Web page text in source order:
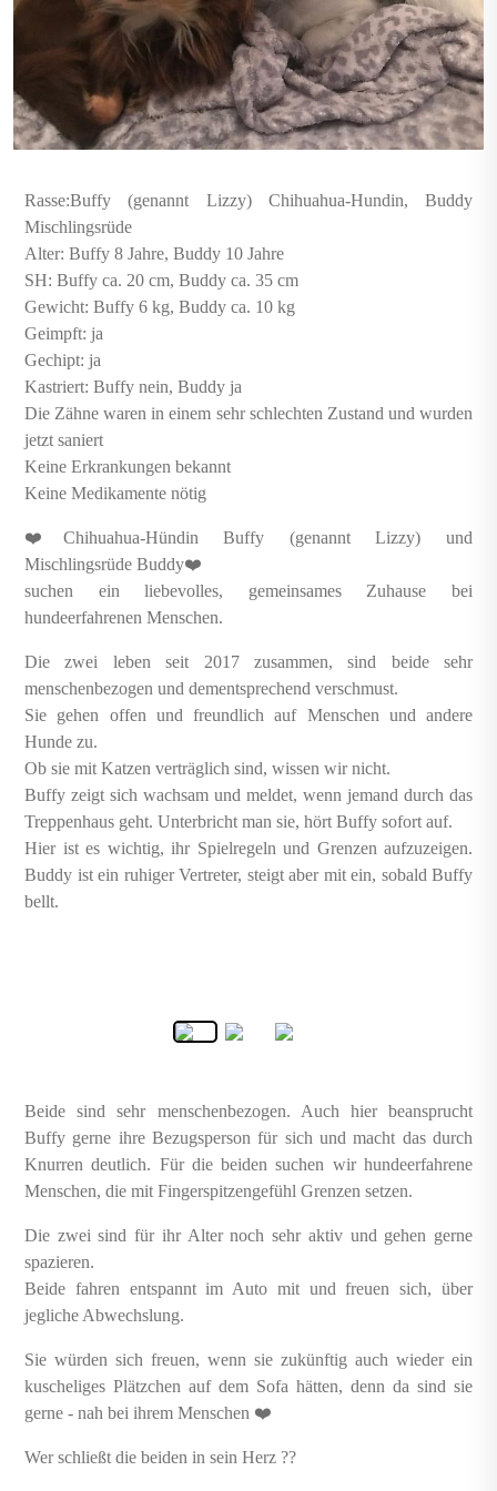
Rasse:Buffy (genannt Lizzy) Chihuahua-Hundin, Buddy
Mischlingsrüde
Alter: Buffy 8 Jahre, Buddy 10 Jahre
SH: Buffy ca. 20 cm, Buddy ca. 35 cm
Gewicht: Buffy 6 kg, Buddy ca. 10 kg
Geimpft: ja
Gechipt: ja
Kastriert: Buffy nein, Buddy ja
Die Zähne waren in einem sehr schlechten Zustand und wurden
jetzt saniert
Keine Erkrankungen bekannt
Keine Medikamente nötig
❤️Chihuahua-Hündin Buffy (genannt Lizzy) und
Mischlingsrüde Buddy❤️
suchen ein liebevolles, gemeinsames Zuhause bei
hundeerfahrenen Menschen.
Die zwei leben seit 2017 zusammen, sind beide sehr
menschenbezogen und dementsprechend verschmust.
Sie gehen offen und freundlich auf Menschen und andere
Hunde zu.
Ob sie mit Katzen verträglich sind, wissen wir nicht.
Buffy zeigt sich wachsam und meldet, wenn jemand durch das
Treppenhaus geht. Unterbricht man sie, hört Buffy sofort auf.
Hier ist es wichtig, ihr Spielregeln und Grenzen aufzuzeigen.
Buddy ist ein ruhiger Vertreter, steigt aber mit ein, sobald Buffy
bellt.
Beide sind sehr menschenbezogen. Auch hier beansprucht
Buffy gerne ihre Bezugsperson für sich und macht das durch
Knurren deutlich. Für die beiden suchen wir hundeerfahrene
Menschen, die mit Fingerspitzengefühl Grenzen setzen.
Die zwei sind für ihr Alter noch sehr aktiv und gehen gerne
spazieren.
Beide fahren entspannt im Auto mit und freuen sich, über
jegliche Abwechslung.
Sie würden sich freuen, wenn sie zukünftig auch wieder ein
kuscheliges Plätzchen auf dem Sofa hätten, denn da sind sie
gerne - nah bei ihrem Menschen ❤️
Wer schließt die beiden in sein Herz ??